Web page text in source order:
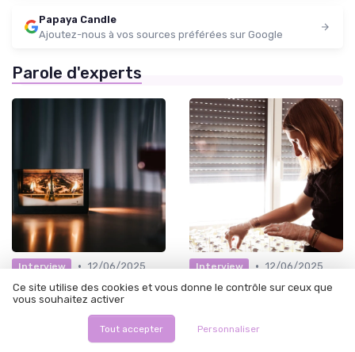
Papaya Candle
Ajoutez-nous à vos sources préférées sur Google
Parole d'experts
Interview • 12/06/2025
Interview de Isabelle Botty :
Embarquez pour un voyage
invitent à découvrir le
Interview • 12/06/2025
INTERVIEW - Léa CREPIN-
des bougies de léa
Ce site utilise des cookies et vous donne le contrôle sur ceux que
vous souhaitez activer
Tout accepter Personnaliser